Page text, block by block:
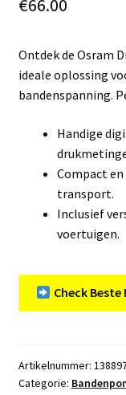
€66.00
Ontdek de Osram
ideale oplossing
bandenspanning.
Handige
Compact
transport.
Inclusief
voertuigen.
Check Beste
Artikelnummer:
Categorie: